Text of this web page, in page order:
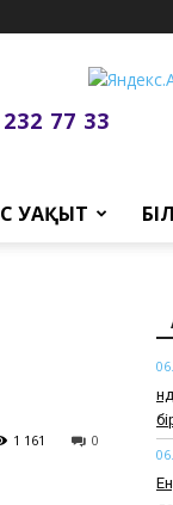
77 33
УАҚЫТ
0
1 161